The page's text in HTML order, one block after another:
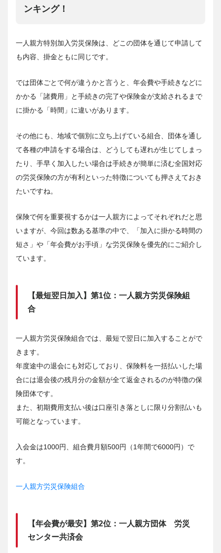
ンキング！
一人親方特別加入労災保険は、どこの団体を通じて申請して
も内容、掛金ともに同じです。
では団体ごとで何が違うかと言うと、年会費や手続きなどに
かかる「諸費用」と手続きの完了や保険金が支給されるまで
に掛かる「時間」に違いがあります。
その他にも、地域で個別に立ち上げている組合、団体を通し
て各種の申請をする場合は、どうしても遅れが生じてしまっ
たり、手早く加入したい場合は手続きが簡単に済む全国対応
の労災保険の方が有利といった特徴についても押さえておき
たいですね。
保険で何を重要視するかは一人親方によってそれぞれだと思
いますが、今回は数ある基準の中で、「加入に掛かる時間の
短さ」や「年会費がお手頃」な労災保険を優先的にご紹介し
ています。
【最短翌日加入】第1位：一人親方労災保険組
合
一人親方労災保険組合では、最短で翌日に加入することがで
きます。
年度途中の退会にも対応しており、保険料を一括払いした場
合には退会後の残月分の金額が全て返金されるのが特徴の保
険団体です。
また、初期費用支払い後は口座引き落としに限り分割払いも
可能となっています。
入会金は1000円、組合費月額500円（1年間で6000円）で
す。
一人親方労災保険組合
【年会費が最安】第2位：一人親方団体 労災
センター共済会